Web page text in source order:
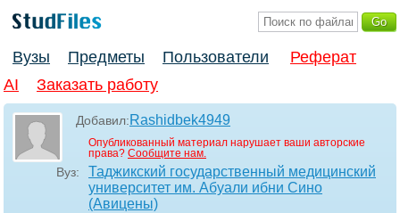
Вузы Предметы Пользователи
Реферат
AI
Заказать работу
Добавил:Rashidbek4949
Опубликованный материал нарушает ваши авторские
права? Сообщите нам.
Вуз:
Таджикский государственный медицинский
университет им. Абуали ибни Сино
(Авицены)